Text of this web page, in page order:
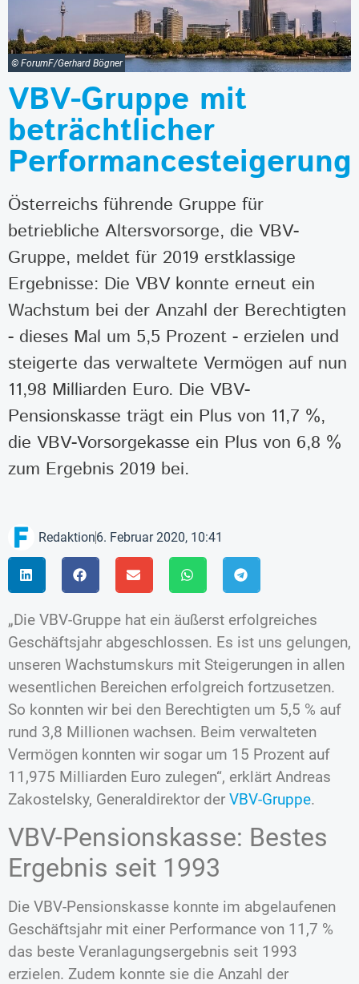
© ForumF/Gerhard Bögner
VBV-Gruppe mit
beträchtlicher
Performancesteigerung
Österreichs führende Gruppe für
betriebliche Altersvorsorge, die VBV-
Gruppe, meldet für 2019 erstklassige
Ergebnisse: Die VBV konnte erneut ein
Wachstum bei der Anzahl der Berechtigten
- dieses Mal um 5,5 Prozent - erzielen und
steigerte das verwaltete Vermögen auf nun
11,98 Milliarden Euro. Die VBV-
Pensionskasse trägt ein Plus von 11,7 %,
die VBV-Vorsorgekasse ein Plus von 6,8 %
zum Ergebnis 2019 bei.
Redaktion6. Februar 2020, 10:41
„Die VBV-Gruppe hat ein äußerst erfolgreiches
Geschäftsjahr abgeschlossen. Es ist uns gelungen,
unseren Wachstumskurs mit Steigerungen in allen
wesentlichen Bereichen erfolgreich fortzusetzen.
So konnten wir bei den Berechtigten um 5,5 % auf
rund 3,8 Millionen wachsen. Beim verwalteten
Vermögen konnten wir sogar um 15 Prozent auf
11,975 Milliarden Euro zulegen“, erklärt Andreas
Zakostelsky, Generaldirektor der VBV-Gruppe.
VBV-Pensionskasse: Bestes
Ergebnis seit 1993
Die VBV-Pensionskasse konnte im abgelaufenen
Geschäftsjahr mit einer Performance von 11,7 %
das beste Veranlagungsergebnis seit 1993
erzielen. Zudem konnte sie die Anzahl der